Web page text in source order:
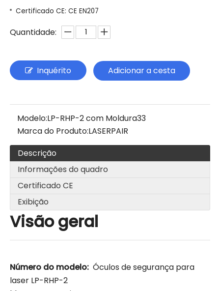
Certificado CE: CE EN207
Quantidade:
Inquérito Adicionar a cesta
Modelo:LP-RHP-2 com Moldura33
Marca do Produto:LASERPAIR
Descrição
Informações do quadro
Certificado CE
Exibição
Visão geral
Número do modelo: Óculos de segurança para
laser LP-RHP-2